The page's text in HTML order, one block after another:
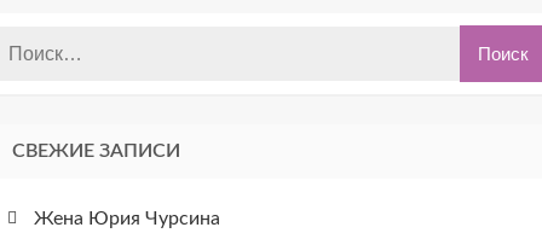
СВЕЖИЕ ЗАПИСИ
Жена Юрия Чурсина